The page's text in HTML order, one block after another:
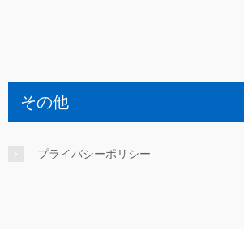
その他
プライバシーポリシー